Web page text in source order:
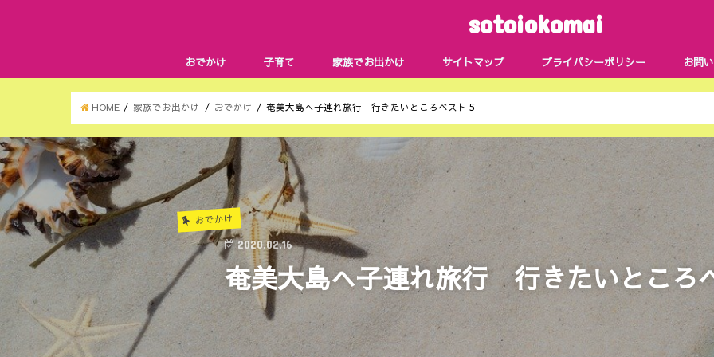
sotoiokomai
おでかけ 子育て 家族でお出かけ サイトマップ プライバシーポリシー お問
HOME 家族でお出かけ おでかけ 奄美大島へ子連れ旅行 行きたいところベスト５
おでかけ
2020.02.16
奄美大島へ子連れ旅行 行きたいところ